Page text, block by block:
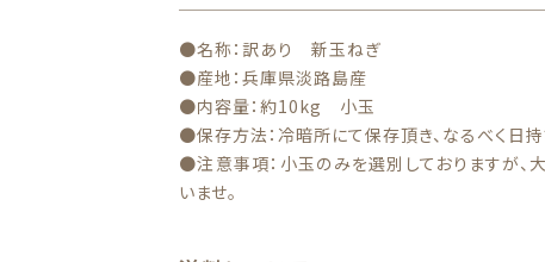
●名称：訳あり 新玉ねぎ
●産地：兵庫県淡路島産
●内容量：約10kg 小玉
●保存方法：冷暗所にて保存頂き、なるべく日
●注意事項：小玉のみを選別しておりますが、
いませ。